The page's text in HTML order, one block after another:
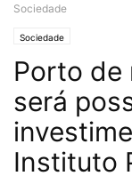
Sociedade
Sociedade
Porto de
será
Instituto